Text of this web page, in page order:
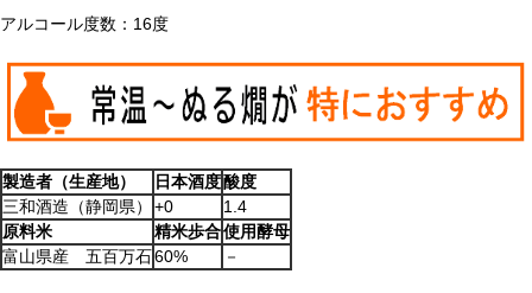
アルコール度数：16度
製造者（生産地） 日本酒度酸度
三和酒造（静岡県）
+0
1.4
原料米
精米歩合使用酵母
富山県産 五百万石60% －